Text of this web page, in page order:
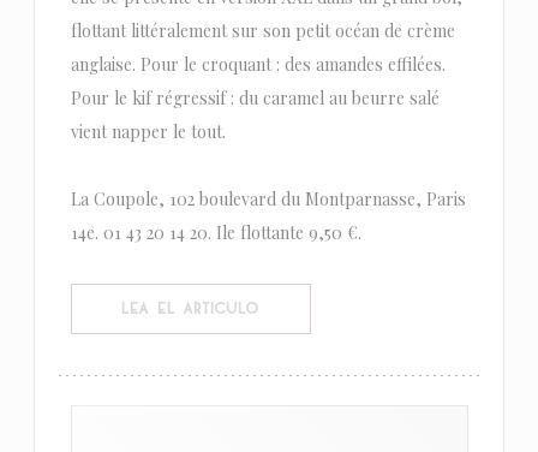
flottant littéralement sur son petit océan de crème
anglaise. Pour le croquant : des amandes effilées.
Pour le kif régressif : du caramel au beurre salé
vient napper le tout.
La Coupole, 102 boulevard du Montparnasse, Paris
14e. 01 43 20 14 20. Ile flottante 9,50 €.
LEA EL ARTICULO